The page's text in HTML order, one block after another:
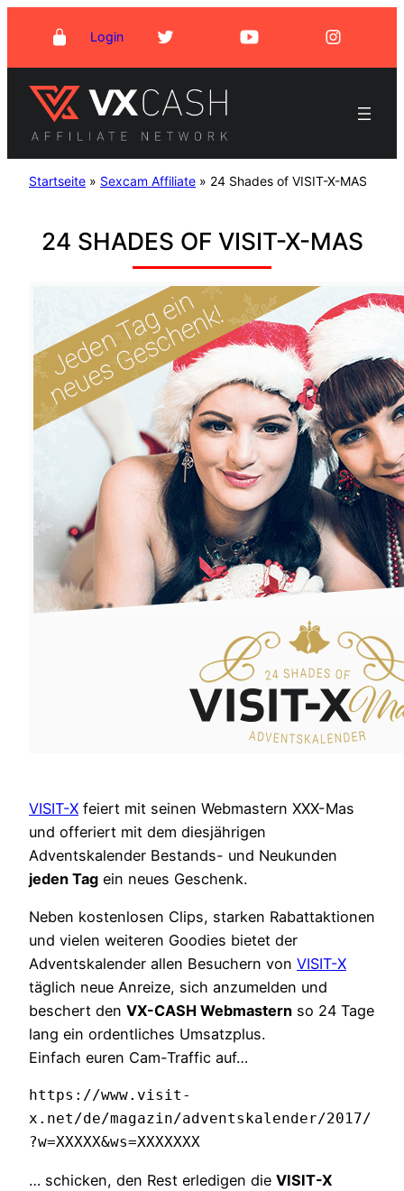
springen
Login
Startseite » Sexcam Affiliate » 24 Shades of VISIT-X-MAS
24 SHADES OF VISIT-X-MAS
VISIT-X feiert mit seinen Webmastern XXX-Mas
und offeriert mit dem diesjährigen
Adventskalender Bestands- und Neukunden
jeden Tag ein neues Geschenk.
Neben kostenlosen Clips, starken Rabattaktionen
und vielen weiteren Goodies bietet der
Adventskalender allen Besuchern von VISIT-X
täglich neue Anreize, sich anzumelden und
beschert den VX-CASH Webmastern so 24 Tage
lang ein ordentliches Umsatzplus.
Einfach euren Cam-Traffic auf…
https://www.visit-
x.net/de/magazin/adventskalender/2017/
?w=XXXXX&ws=XXXXXXX
… schicken, den Rest erledigen die VISIT-X